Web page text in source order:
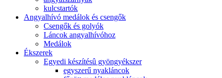
kulcstartók
Angyalhívó medálok és csengők
Csengők és golyók
Láncok angyalhívóhoz
Medálok
Ékszerek
Egyedi készítésû gyöngyékszer
egyszerű nyakláncok